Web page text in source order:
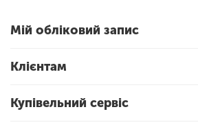
Мій обліковий запис
Клієнтам
Купівельний сервіс